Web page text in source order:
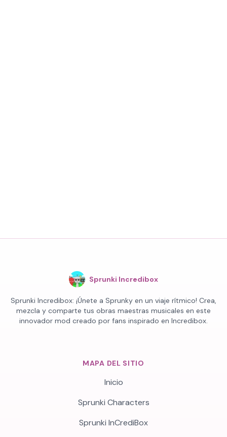
Sprunki Incredibox
Sprunki Incredibox: ¡Únete a Sprunky en un viaje rítmico! Crea,
mezcla y comparte tus obras maestras musicales en este
innovador mod creado por fans inspirado en Incredibox.
MAPA DEL SITIO
Inicio
Sprunki Characters
Sprunki InCrediBox